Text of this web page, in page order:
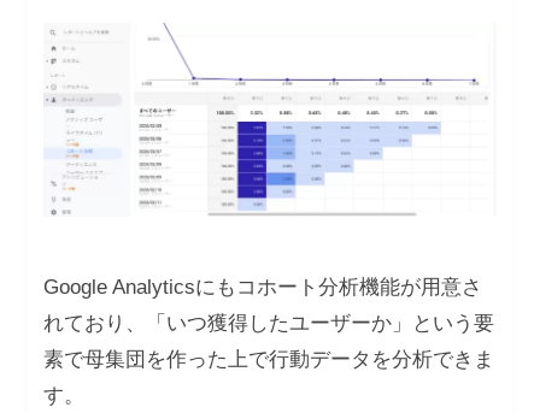
Google Analyticsにもコホート分析機能が用意さ
れており、「いつ獲得したユーザーか」という要
素で母集団を作った上で行動データを分析できま
す。